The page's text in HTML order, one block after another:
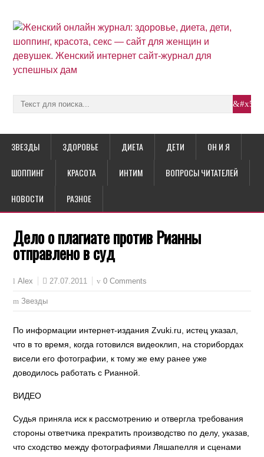
ЗВЕЗДЫ ЗДОРОВЬЕ ДИЕТА ДЕТИ ОН И Я
ШОППИНГ КРАСОТА ИНТИМ ВОПРОСЫ ЧИТАТЕЛЕЙ
НОВОСТИ РАЗНОЕ
Дело о плагиате против Рианны
отправлено в суд
Alex 27.07.2011 0 Comments
Звезды
По информации интернет-издания Zvuki.ru, истец указал,
что в то время, когда готовился видеоклип, на сторибордах
висели его фотографии, к тому же ему ранее уже
доводилось работать с Рианной.
ВИДЕО
Судья приняла иск к рассмотрению и отвергла требования
стороны ответчика прекратить производство по делу, указав,
что сходство между фотографиями Ляшапелля и сценами